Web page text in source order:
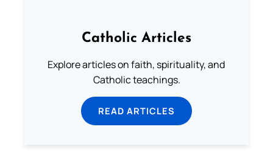
Catholic Articles
Explore articles on faith, spirituality, and
Catholic teachings.
READ ARTICLES